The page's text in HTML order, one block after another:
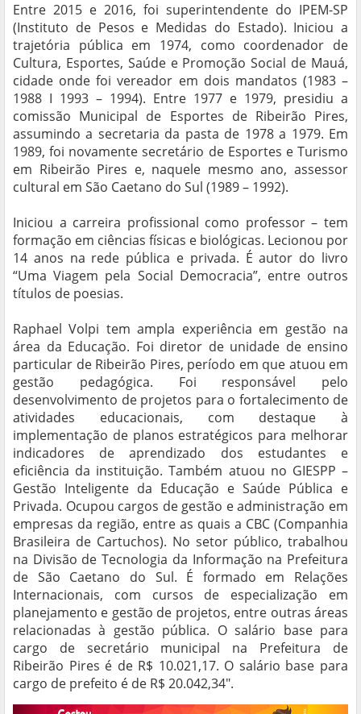
Entre 2015 e 2016, foi superintendente do IPEM-SP
(Instituto de Pesos e Medidas do Estado). Iniciou a
trajetória pública em 1974, como coordenador de
Cultura, Esportes, Saúde e Promoção Social de Mauá,
cidade onde foi vereador em dois mandatos (1983 –
1988 I 1993 – 1994). Entre 1977 e 1979, presidiu a
comissão Municipal de Esportes de Ribeirão Pires,
assumindo a secretaria da pasta de 1978 a 1979. Em
1989, foi novamente secretário de Esportes e Turismo
em Ribeirão Pires e, naquele mesmo ano, assessor
cultural em São Caetano do Sul (1989 – 1992).
Iniciou a carreira profissional como professor – tem
formação em ciências físicas e biológicas. Lecionou por
14 anos na rede pública e privada. É autor do livro
“Uma Viagem pela Social Democracia”, entre outros
títulos de poesias.
Raphael Volpi tem ampla experiência em gestão na
área da Educação. Foi diretor de unidade de ensino
particular de Ribeirão Pires, período em que atuou em
gestão pedagógica. Foi responsável pelo
desenvolvimento de projetos para o fortalecimento de
atividades educacionais, com destaque à
implementação de planos estratégicos para melhorar
indicadores de aprendizado dos estudantes e
eficiência da instituição. Também atuou no GIESPP –
Gestão Inteligente da Educação e Saúde Pública e
Privada. Ocupou cargos de gestão e administração em
empresas da região, entre as quais a CBC (Companhia
Brasileira de Cartuchos). No setor público, trabalhou
na Divisão de Tecnologia da Informação na Prefeitura
de São Caetano do Sul. É formado em Relações
Internacionais, com cursos de especialização em
planejamento e gestão de projetos, entre outras áreas
relacionadas à gestão pública. O salário base para
cargo de secretário municipal na Prefeitura de
Ribeirão Pires é de R$ 10.021,17. O salário base para
cargo de prefeito é de R$ 20.042,34".